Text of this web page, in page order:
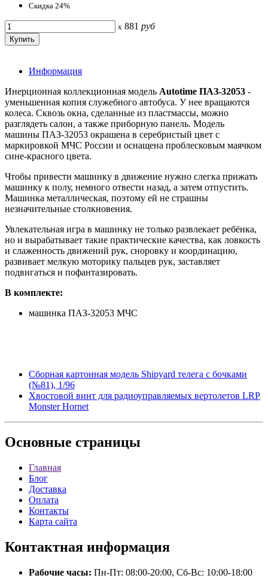
Скидка 24%
x 881 руб
Информация
Инерционная коллекционная модель Autotime ПАЗ-32053 -
уменьшенная копия служебного автобуса. У нее вращаются
колеса. Сквозь окна, сделанные из пластмассы, можно
разглядеть салон, а также приборную панель. Модель
машины ПАЗ-32053 окрашена в серебристый цвет с
маркировкой МЧС России и оснащена проблесковым маячком
сине-красного цвета.
Чтобы привести машинку в движение нужно слегка прижать
машинку к полу, немного отвести назад, а затем отпустить.
Машинка металлическая, поэтому ей не страшны
незначительные столкновения.
Увлекательная игра в машинку не только развлекает ребёнка,
но и вырабатывает такие практические качества, как ловкость
и слаженность движений рук, сноровку и координацию,
развивает мелкую моторику пальцев рук, заставляет
подвигаться и пофантазировать.
В комплекте:
машинка ПАЗ-32053 МЧС
Сборная картонная модель Shipyard телега с бочками
(№81), 1/96
Хвостовой винт для радиоуправляемых вертолетов LRP
Monster Hornet
Основные страницы
Главная
Блог
Доставка
Оплата
Контакты
Карта сайта
Контактная информация
Рабочие часы: Пн-Пт: 08:00-20:00, Сб-Вс: 10:00-18:00